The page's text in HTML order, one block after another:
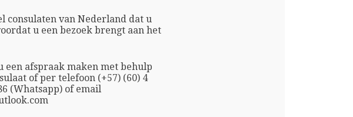
consulaten van Nederland dat u
u een bezoek brengt aan het
een afspraak maken met behulp
of per telefoon (+57) (60) 4
(Whatsapp) of email